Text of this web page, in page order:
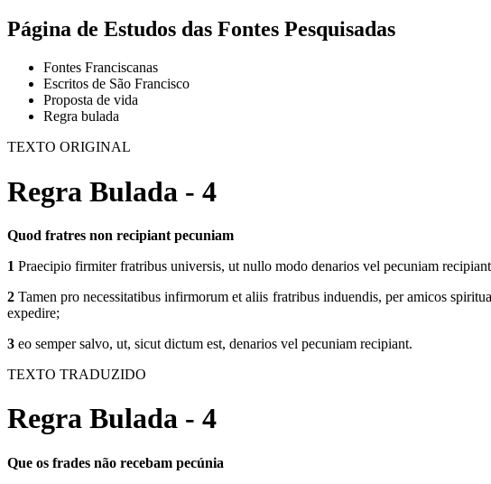
Página de Estudos das Fontes Pesquisadas
Fontes Franciscanas
Escritos de São Francisco
Proposta de vida
Regra bulada
TEXTO ORIGINAL
Regra Bulada - 4
Quod fratres non recipiant pecuniam
1 Praecipio firmiter fratribus universis, ut nullo modo denarios vel pecuniam
2 Tamen pro necessitatibus infirmorum et aliis fratribus induendis, per amicos
expedire;
3 eo semper salvo, ut, sicut dictum est, denarios vel pecuniam recipiant.
TEXTO TRADUZIDO
Regra Bulada - 4
Que os frades não recebam pecúnia